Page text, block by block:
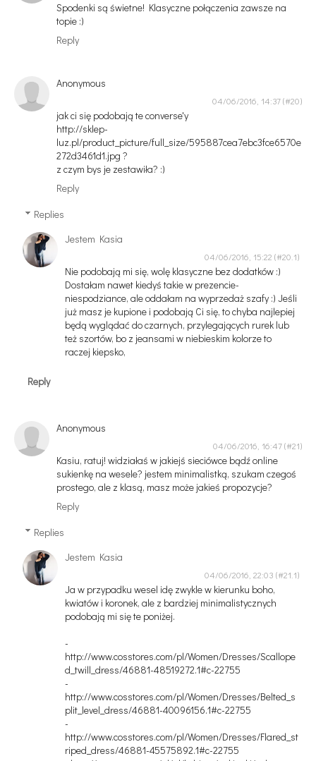
Spodenki są świetne! Klasyczne połączenia zawsze na
topie :)
Reply
Anonymous
04/06/2016, 14:37
jak ci się podobają te converse'y
http://sklep-
luz.pl/product_picture/full_size/595887cea7ebc3fce6570e
272d3461d1.jpg ?
z czym bys je zestawiła? :)
Reply
Replies
Jestem Kasia
04/06/2016, 15:22
Nie podobają mi się, wolę klasyczne bez dodatków :)
Dostałam nawet kiedyś takie w prezencie-
niespodziance, ale oddałam na wyprzedaż szafy :) Jeśli
już masz je kupione i podobają Ci się, to chyba najlepiej
będą wyglądać do czarnych, przylegających rurek lub
też szortów, bo z jeansami w niebieskim kolorze to
raczej kiepsko,
Reply
Anonymous
04/06/2016, 16:47
Kasiu, ratuj! widziałaś w jakiejś sieciówce bądź online
sukienkę na wesele? jestem minimalistką, szukam czegoś
prostego, ale z klasą, masz może jakieś propozycje?
Reply
Replies
Jestem Kasia
04/06/2016, 22:03
Ja w przypadku wesel idę zwykle w kierunku boho,
kwiatów i koronek, ale z bardziej minimalistycznych
podobają mi się te poniżej.
-
http://www.cosstores.com/pl/Women/Dresses/Scallope
d_twill_dress/46881-48519272.1#c-22755
-
http://www.cosstores.com/pl/Women/Dresses/Belted_s
plit_level_dress/46881-40096156.1#c-22755
-
http://www.cosstores.com/pl/Women/Dresses/Flared_st
riped_dress/46881-45575892.1#c-22755